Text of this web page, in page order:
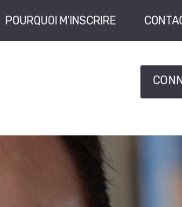
POURQUOI M'INSCRIRE